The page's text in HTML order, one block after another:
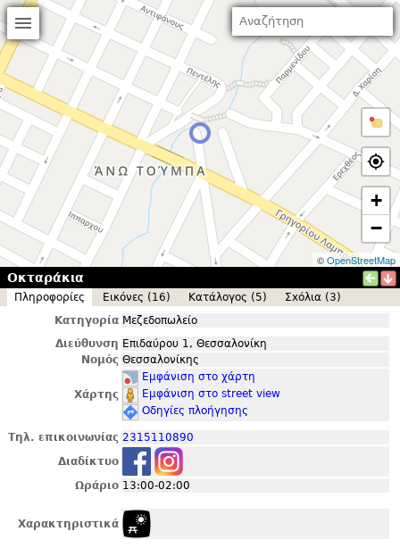
+
−
©OpenStreetMap
Οκταράκια
Πληροφορίες Εικόνες (16) Κατάλογος (5)
Σxόλια (3)
Κατηγορία Μεζεδοπωλείο
Διεύθυνση Επιδαύρου 1, Θεσσαλονίκη
Νομός Θεσσαλονίκης
Χάρτης
Εμφάνιση στο χάρτη
Εμφάνιση στο street view
Οδηγίες πλοήγησης
Τηλ. επικοινωνίας 2315110890
Διαδίκτυο
Ωράριο 13:00-02:00
Χαρακτηριστικά